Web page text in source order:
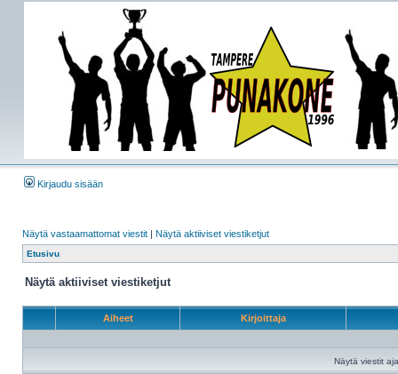
Kirjaudu sisään
Näytä vastaamattomat viestit | Näytä aktiiviset viestiketjut
Etusivu
Näytä aktiiviset viestiketjut
Aiheet Kirjoittaja
Näytä viestit